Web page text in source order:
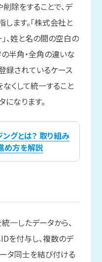
除をすることで、デ
ます。「株式会社と
」、姓と名の間の空白の
半角・全角の違いな
録されているケース
くして統一すること
なります。
グとは？ 取り組み
め方を解説
一したデータから、
を付与し、複数のデ
タ同士を結び付ける